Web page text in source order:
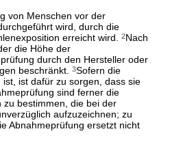
von Menschen vor der
wird, durch die
erreicht wird.
2Nach
die Höhe der
durch den Hersteller oder
beschränkt.
3Sofern die
ist dafür zu sorgen, dass sie
sind ferner die
zu bestimmen, die bei der
aufzuzeichnen; zu
Abnahmeprüfung ersetzt nicht